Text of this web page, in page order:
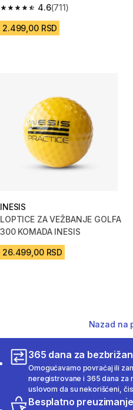
4.6
4.6 od 5 zvezdica from 711
(711)
2.499,00 RSD
INESIS
LOPTICE ZA VEŽBANJE GOLFA
300 KOMADA INESIS
26.499,00 RSD
Nazad na
365 dana za
Omogućavamo povraćaj ili
neregistrovane i 365 dana
uslovom da su nekorišćeni,
Besplatno